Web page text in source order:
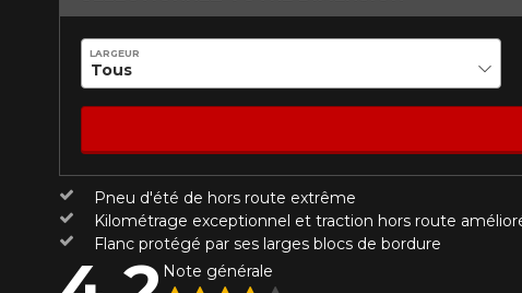
Pneu d'été de hors route extrême
Kilométrage exceptionnel et traction hors route
Flanc protégé par ses larges blocs de bordure
LARGEUR
Note générale
Note
Commentaire
Malheureusement,
présentement. Nous
service à la clientèle,
1-866-220-8025